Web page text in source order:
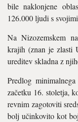
bile naklonjene
126.000 ljudi s
Na Nizozemskem
krajih (znan je zlasti
ureditev skladna z
Predlog
začetku 16. stoletja,
revnim zagotoviti
bolj učinkovito kot